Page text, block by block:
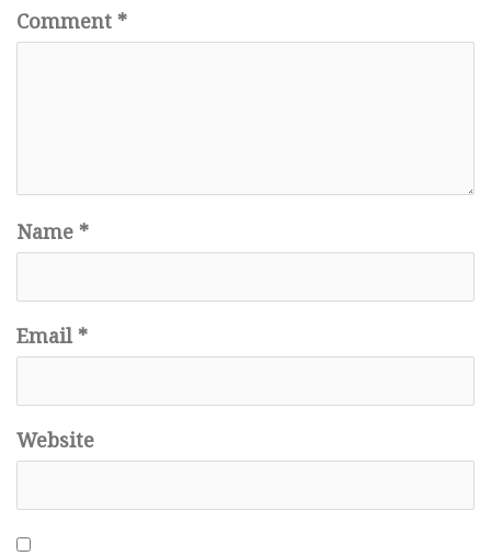
Comment *
Name *
Email*
Website